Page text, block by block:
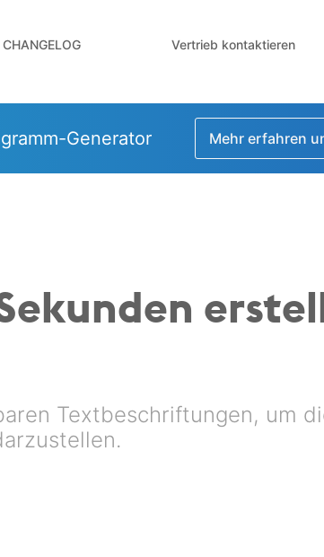
CHANGELOG Vertrieb kontaktieren
Generator Mehr erfahren
Textbeschriftungen, um